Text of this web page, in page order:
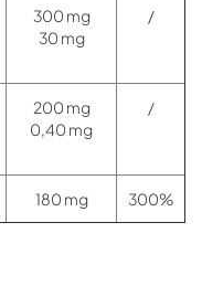
300 mg
30 mg
/
200 mg
0,40 mg
/
180 mg
300%